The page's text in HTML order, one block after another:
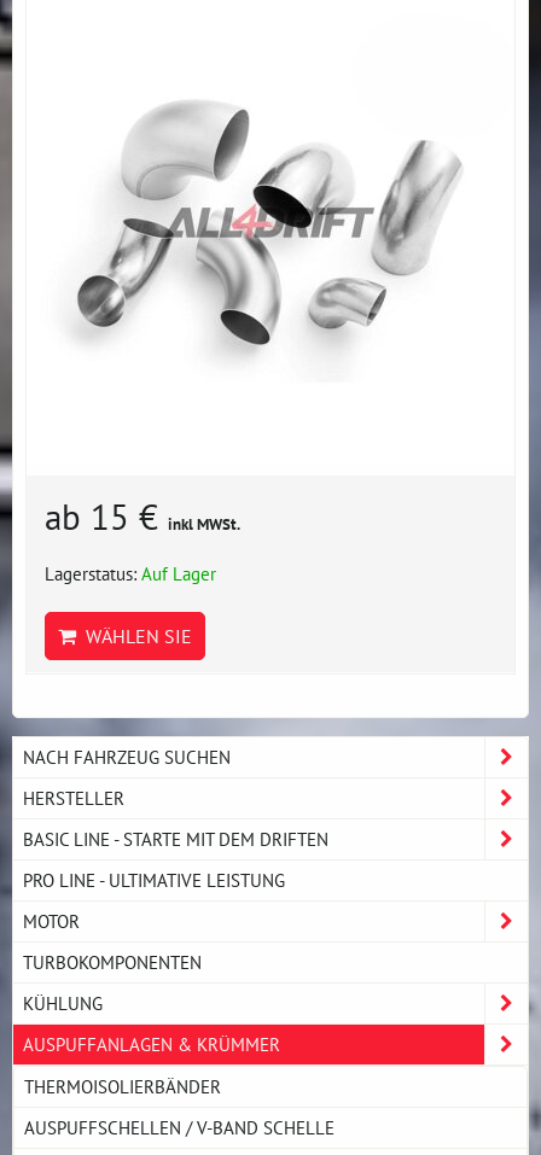
ab 15 € inkl MWSt.
Lagerstatus: Auf Lager
WÄHLEN SIE
NACH FAHRZEUG SUCHEN
HERSTELLER
BASIC LINE - STARTE MIT DEM DRIFTEN
PRO LINE - ULTIMATIVE LEISTUNG
MOTOR
TURBOKOMPONENTEN
KÜHLUNG
AUSPUFFANLAGEN & KRÜMMER
THERMOISOLIERBÄNDER
AUSPUFFSCHELLEN / V-BAND SCHELLE